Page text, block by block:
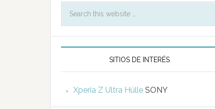
SITIOS DE INTERÉS
Xperia Z Ultra Hülle SONY